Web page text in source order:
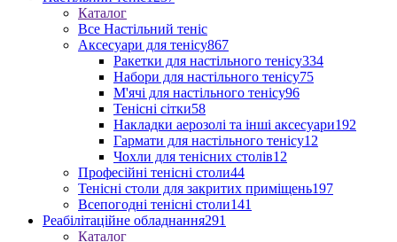
Каталог
Все Настільний теніс
Аксесуари для тенісу867
Ракетки для настільного тенісу334
Набори для настільного тенісу75
М'ячі для настільного тенісу96
Тенісні сітки58
Накладки аерозолі та інші аксесуари192
Гармати для настільного тенісу12
Чохли для тенісних столів12
Професійні тенісні столи44
Тенісні столи для закритих приміщень197
Всепогодні тенісні столи141
Реабілітаційне обладнання291
Каталог